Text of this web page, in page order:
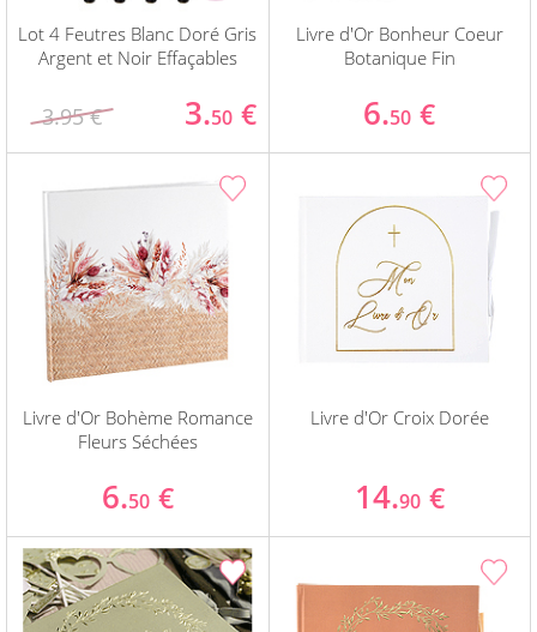
Lot 4 Feutres Blanc Doré Gris
Argent et Noir Effaçables
3.95 € 3.50 €
Livre d'Or Bonheur Coeur
Botanique Fin
6.50 €
Livre d'Or Bohème Romance
Fleurs Séchées
6.50 €
Livre d'Or Croix Dorée
14.90 €